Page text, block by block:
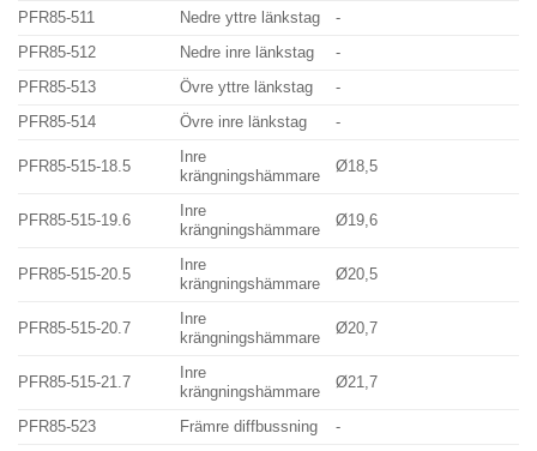
PFR85-511 Nedre yttre länkstag -
PFR85-512 Nedre inre länkstag -
PFR85-513 Övre yttre länkstag -
PFR85-514 Övre inre länkstag -
PFR85-515-18.5
Inre
krängningshämmare
Ø18,5
PFR85-515-19.6
Inre
krängningshämmare
Ø19,6
PFR85-515-20.5
Inre
krängningshämmare
Ø20,5
PFR85-515-20.7
Inre
krängningshämmare
Ø20,7
PFR85-515-21.7
Inre
krängningshämmare
Ø21,7
PFR85-523 Främre diffbussning -